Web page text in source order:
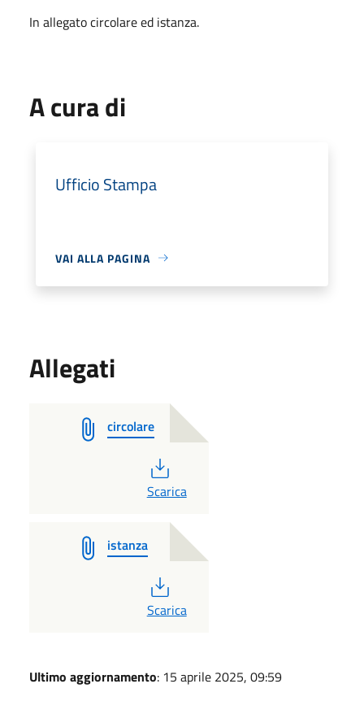
In allegato circolare ed istanza.
A cura di
Ufficio Stampa
VAI ALLA PAGINA
Allegati
circolare
PDF
Scarica
istanza
PDF
Scarica
Ultimo aggiornamento: 15 aprile 2025, 09:59